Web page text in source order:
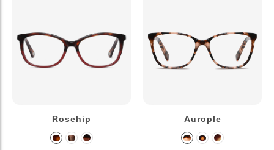
Rosehip Aurople